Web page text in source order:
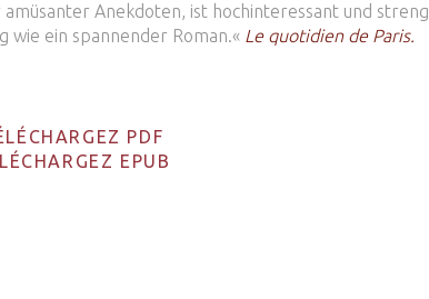
Anekdoten, ist hochinteressant und streng
wie ein spannender Roman.« Le quotidien de Paris.
PDF
EPUB